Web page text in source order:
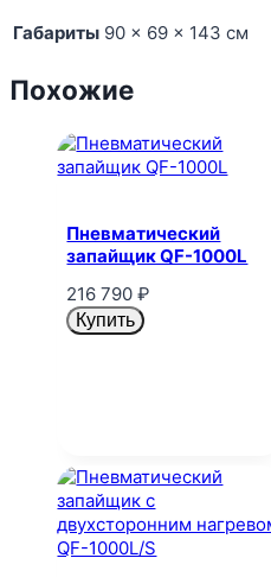
Габариты 90 × 69 × 143 см
Похожие
Пневматический
запайщик QF-1000L
216 790₽
Купить